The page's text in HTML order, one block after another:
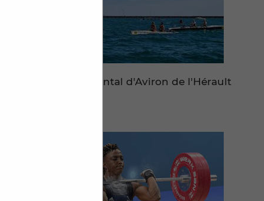
Comité Départemental d'Aviron de l'Hérault